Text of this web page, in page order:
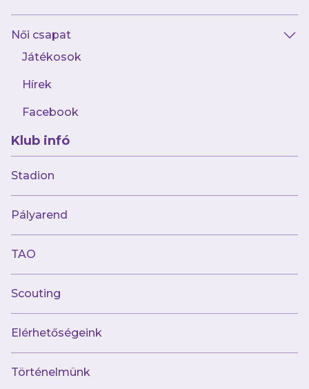
Női csapat
Játékosok
Hírek
Facebook
Klub infó
Stadion
Pályarend
TAO
Scouting
Elérhetőségeink
Történelmünk
két forduló alatt
2024.04.03